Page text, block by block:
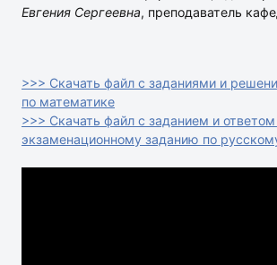
Евгения Сергеевна, преподаватель
>>> Скачать файл с заданиями и
по математике
>>> Скачать файл с заданием и ответом
экзаменационному заданию по